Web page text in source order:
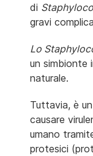
di
gravi
Lo
un simbionte
naturale.
Tuttavia, è
causare
umano
protesici